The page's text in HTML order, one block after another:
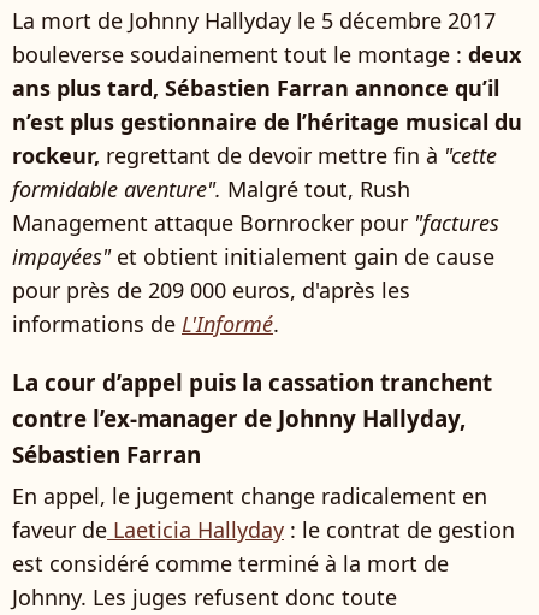
La mort de Johnny Hallyday le 5 décembre 2017
bouleverse soudainement tout le montage : deux
ans plus tard, Sébastien Farran annonce qu’il
n’est plus gestionnaire de l’héritage musical du
rockeur, regrettant de devoir mettre fin à "cette
formidable aventure". Malgré tout, Rush
Management attaque Bornrocker pour "factures
impayées" et obtient initialement gain de cause
pour près de 209 000 euros, d'après les
informations de L'Informé.
La cour d’appel puis la cassation tranchent
contre l’ex-manager de Johnny Hallyday,
Sébastien Farran
En appel, le jugement change radicalement en
faveur de Laeticia Hallyday : le contrat de gestion
est considéré comme terminé à la mort de
Johnny. Les juges refusent donc toute